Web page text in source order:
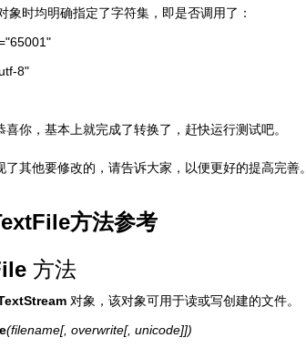
象时均明确指定了字符集，即是否调用了：
8"
你，基本上就完成了转换了，赶快运行测试吧。
其他要修改的，请告诉大家，以便更好的提高完善。
方法参考
方法
对象，该对象可用于读或写创建的文件。
(filename[, overwrite[, unicode]])